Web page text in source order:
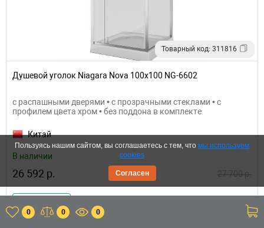
Товарный код: 311816
Душевой уголок Niagara Nova 100х100 NG-6602
с распашными дверями • с прозрачными стеклами • с
профилем цвета хром • без поддона в комплекте
Китай
В наличии
26 592 р. 27 700 р.
Купить
0 0 0
Пользуясь нашим сайтом, вы соглашаетесь с тем, что мы используем
cookies
Согласен